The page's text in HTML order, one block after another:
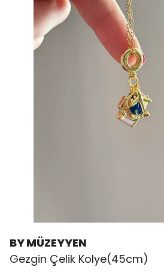
BY MÜZEYYEN
Gezgin Çelik Kolye(45cm)